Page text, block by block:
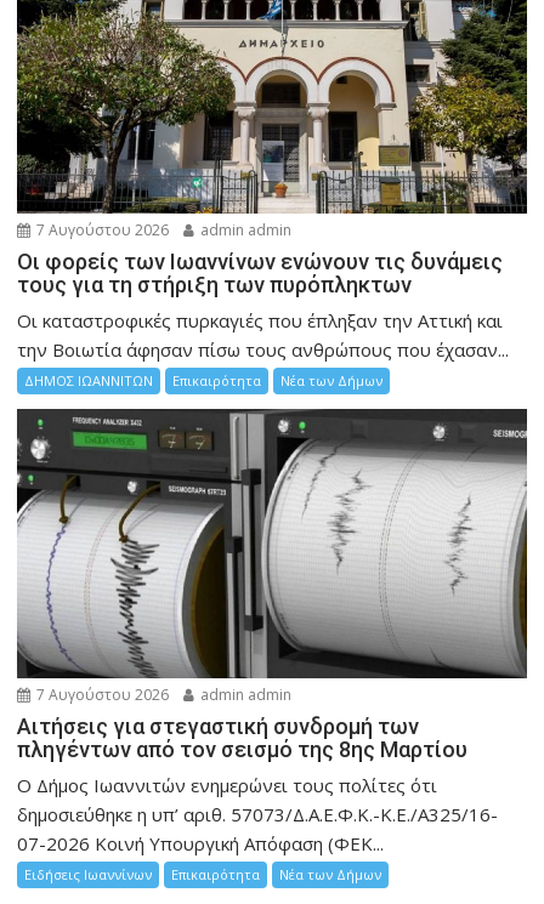
7 Αυγούστου 2026 admin admin
Οι φορείς των Ιωαννίνων ενώνουν τις δυνάμεις
τους για τη στήριξη των πυρόπληκτων
Οι καταστροφικές πυρκαγιές που έπληξαν την Αττική και
την Bοιωτία άφησαν πίσω τους ανθρώπους που έχασαν...
ΔΗΜΟΣ ΙΩΑΝΝΙΤΩΝ Επικαιρότητα Νέα των Δήμων
7 Αυγούστου 2026 admin admin
Αιτήσεις για στεγαστική συνδρομή των
πληγέντων από τον σεισμό της 8ης Μαρτίου
Ο Δήμος Ιωαννιτών ενημερώνει τους πολίτες ότι
δημοσιεύθηκε η υπ’ αριθ. 57073/Δ.Α.Ε.Φ.Κ.-Κ.Ε./Α325/16-
07-2026 Κοινή Υπουργική Απόφαση (ΦΕΚ...
Ειδήσεις Ιωαννίνων Επικαιρότητα Νέα των Δήμων